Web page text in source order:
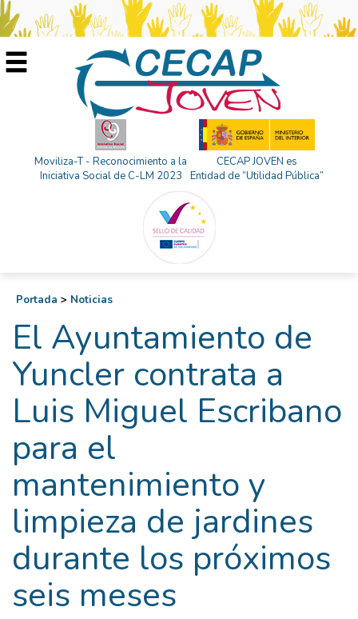
Moviliza-T - Reconocimiento a la
Iniciativa Social de C-LM 2023
CECAP JOVEN es
Entidad de “Utilidad Pública”
Portada > Noticias
El Ayuntamiento de
Yuncler contrata a
Luis Miguel Escribano
para el
mantenimiento y
limpieza de jardines
durante los próximos
seis meses